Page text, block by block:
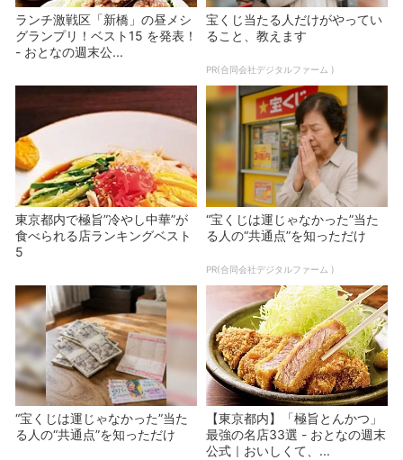
ランチ激戦区「新橋」の昼メシ
グランプリ！ベスト15 を発表！
- おとなの週末公...
宝くじ当たる人だけがやってい
ること、教えます
PR(合同会社デジタルファーム )
東京都内で極旨”冷やし中華”が
食べられる店ランキングベスト
5
“宝くじは運じゃなかった”当た
る人の“共通点”を知っただけ
PR(合同会社デジタルファーム )
“宝くじは運じゃなかった”当た
る人の“共通点”を知っただけ
【東京都内】「極旨とんかつ」
最強の名店33選 - おとなの週末
公式｜おいしくて、...